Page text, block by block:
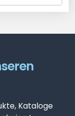
Kataloge